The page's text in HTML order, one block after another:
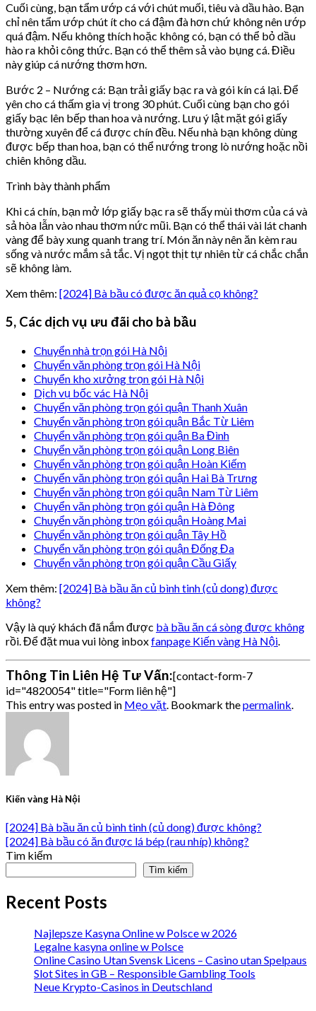
Cuối cùng, bạn tẩm ướp cá với chút muối, tiêu và dầu hào. Bạn
chỉ nên tẩm ướp chút ít cho cá đậm đà hơn chứ không nên ướp
quá đậm. Nếu không thích hoặc không có, bạn có thể bỏ dầu
hào ra khỏi công thức. Bạn có thể thêm sả vào bụng cá. Điều
này giúp cá nướng thơm hơn.
Bước 2 – Nướng cá: Bạn trải giấy bạc ra và gói kín cá lại. Để
yên cho cá thấm gia vị trong 30 phút. Cuối cùng bạn cho gói
giấy bạc lên bếp than hoa và nướng. Lưu ý lật mặt gói giấy
thường xuyên để cá được chín đều. Nếu nhà bạn không dùng
được bếp than hoa, bạn có thể nướng trong lò nướng hoặc nồi
chiên không dầu.
Trình bày thành phẩm
Khi cá chín, bạn mở lớp giấy bạc ra sẽ thấy mùi thơm của cá và
sả hòa lẫn vào nhau thơm nức mũi. Bạn có thể thái vài lát chanh
vàng để bày xung quanh trang trí. Món ăn này nên ăn kèm rau
sống và nước mắm sả tắc. Vị ngọt thịt tự nhiên từ cá chắc chắn
sẽ không làm.
Xem thêm: [2024] Bà bầu có được ăn quả cọ không?
5, Các dịch vụ ưu đãi cho bà bầu
Chuyển nhà trọn gói Hà Nội
Chuyển văn phòng trọn gói Hà Nội
Chuyển kho xưởng trọn gói Hà Nội
Dịch vụ bốc vác Hà Nội
Chuyển văn phòng trọn gói quận Thanh Xuân
Chuyển văn phòng trọn gói quận Bắc Từ Liêm
Chuyển văn phòng trọn gói quận Ba Đình
Chuyển văn phòng trọn gói quận Long Biên
Chuyển văn phòng trọn gói quận Hoàn Kiếm
Chuyển văn phòng trọn gói quận Hai Bà Trưng
Chuyển văn phòng trọn gói quận Nam Từ Liêm
Chuyển văn phòng trọn gói quận Hà Đông
Chuyển văn phòng trọn gói quận Hoàng Mai
Chuyển văn phòng trọn gói quận Tây Hồ
Chuyển văn phòng trọn gói quận Đống Đa
Chuyển văn phòng trọn gói quận Cầu Giấy
Xem thêm: [2024] Bà bầu ăn củ bình tinh (củ dong) được
không?
Vậy là quý khách đã nắm được bà bầu ăn cá sòng được không
rồi. Để đặt mua vui lòng inboxfanpage Kiến vàng Hà Nội
Thông Tin Liên Hệ Tư Vấn:[contact-form-7
id="4820054" title="Form liên hệ"]
This entry was posted in Mẹo vặt . Bookmark thepermalink
Kiến vàng Hà Nội
[2024] Bà bầu ăn củ bình tinh (củ dong) được không?
[2024] Bà bầu có ăn được lá bép (rau nhíp) không?
Tìm kiếm
Tìm kiếm
Recent Posts
Najlepsze Kasyna Online w Polsce w 2026
Legalne kasyna online w Polsce
Online Casino Utan Svensk Licens – Casino utan Spelpaus
Slot Sites in GB – Responsible Gambling Tools
Neue Krypto-Casinos in Deutschland